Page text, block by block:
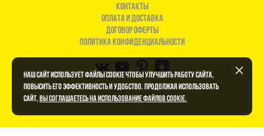
Контакты
Оплата и доставка
договор оферты
политика конфиденциальности
сайт от vigbo
Наш сайт использует файлы cookie чтобы улучшить работу сайта,
повысить его эффективность и удобство. Продолжая использовать
сайт,вы соглашаетесь на использование файлов cookie.